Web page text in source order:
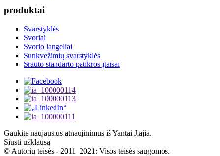
produktai
Svarstyklės
Svoriai
Svorio langeliai
Sunkvežimių svarstyklės
Srauto standarto patikros įtaisai
Gaukite naujausius atnaujinimus iš Yantai Jiajia.
Siųsti užklausą
© Autorių teisės - 2011–2021: Visos teisės saugomos.